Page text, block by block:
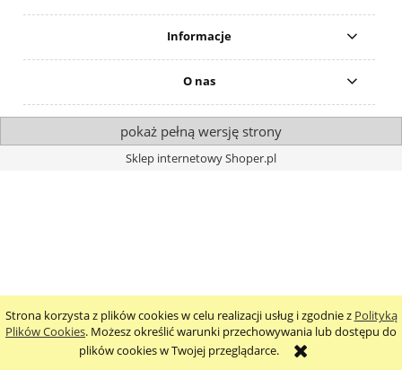
Strona korzysta z plików cookies w celu realizacji usług i zgodnie z Polityką
Plików Cookies. Możesz określić warunki przechowywania lub dostępu do
plików cookies w Twojej przeglądarce.
Informacje
O nas
pokaż pełną wersję strony
Sklep internetowy Shoper.pl